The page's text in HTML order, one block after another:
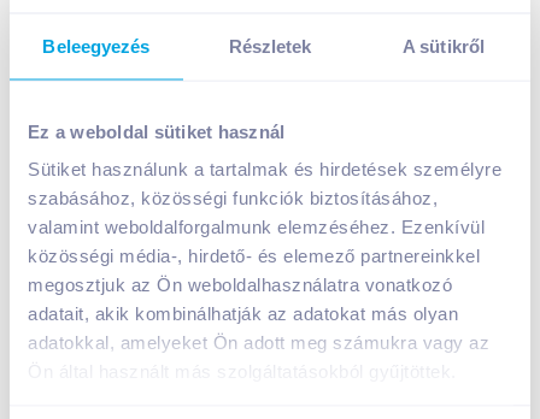
Beleegyezés Részletek A sütikről
Ez a weboldal sütiket használ
Sütiket használunk a tartalmak és hirdetések személyre
szabásához, közösségi funkciók biztosításához,
valamint weboldalforgalmunk elemzéséhez. Ezenkívül
közösségi média-, hirdető- és elemező partnereinkkel
megosztjuk az Ön weboldalhasználatra vonatkozó
adatait, akik kombinálhatják az adatokat más olyan
adatokkal, amelyeket Ön adott meg számukra vagy az
1 799Ft /
Egységár: 3 598Ft /liter
Nettó eladási ár: 1 417Ft /db(27 % áfa)
KosárbaKosárba
A termék megszűnt